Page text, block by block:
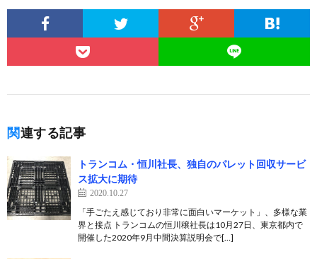
関連する記事
トランコム・恒川社長、独自のパレット回収サービ
ス拡大に期待
2020.10.27
「手ごたえ感じており非常に面白いマーケット」、多様な業
界と接点 トランコムの恒川穣社長は10月27日、東京都内で
開催した2020年9月中間決算説明会で[…]